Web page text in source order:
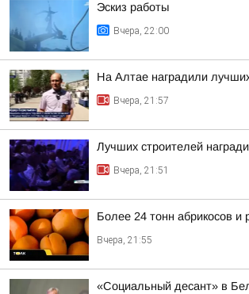
Эскиз работы
Вчера, 22:00
На Алтае наградили
Вчера, 21:57
Лучших строителей
Вчера, 21:51
Более 24 тонн абрикосов и
Вчера, 21:55
«Социальный десант» в